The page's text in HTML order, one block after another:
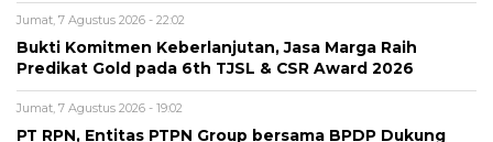
Jumat, 7 Agustus 2026 - 22:02
Bukti Komitmen Keberlanjutan, Jasa Marga Raih
Predikat Gold pada 6th TJSL & CSR Award 2026
Jumat, 7 Agustus 2026 - 19:02
PT RPN, Entitas PTPN Group bersama BPDP Dukung